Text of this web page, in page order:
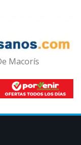
Macorís